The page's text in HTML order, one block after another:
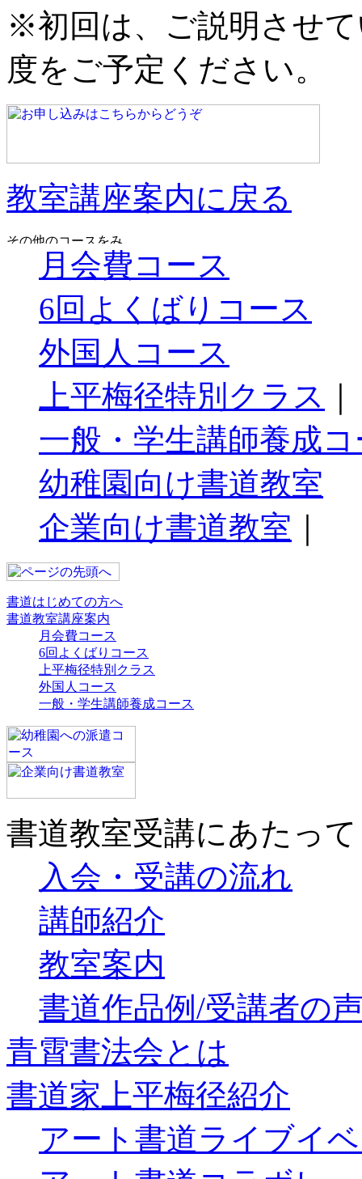
※初回は、ご説明させ
度をご予定ください。
教室講座案内に戻る
月会費コース
6回よくばりコース
外国人コース
上平梅径特別クラス ｜
一般・学生講師養成
幼稚園向け書道教室
企業向け書道教室 ｜
書道はじめての方へ
書道教室講座案内
月会費コース
6回よくばりコース
上平梅径特別クラス
外国人コース
一般・学生講師養成コース
書道教室受講にあたって
入会・受講の流れ
講師紹介
教室案内
書道作品例/受講者の
青霄書法会とは
書道家上平梅径紹介
アート書道ライブイ